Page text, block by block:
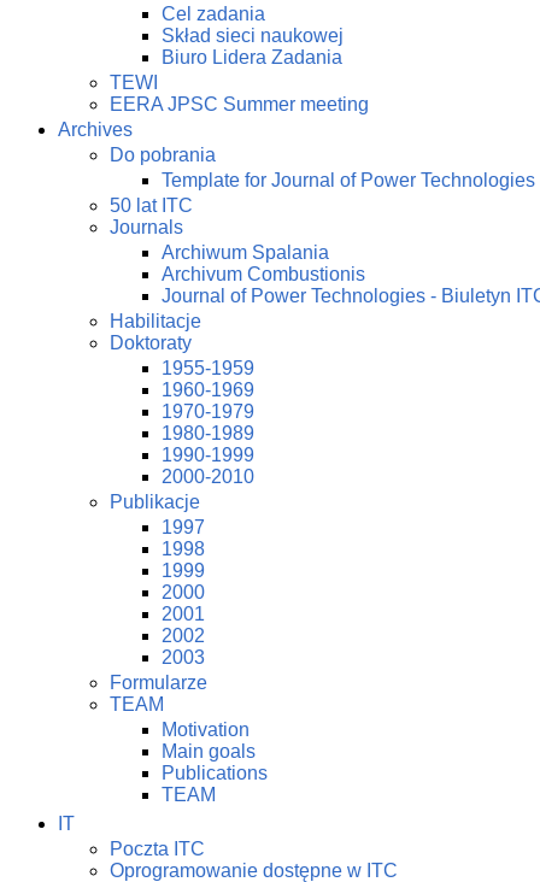
Cel zadania
Skład sieci naukowej
Biuro Lidera Zadania
TEWI
EERA JPSC Summer meeting
Archives
Do pobrania
Template for Journal of Power Technologies
50 lat ITC
Journals
Archiwum Spalania
Archivum Combustionis
Journal of Power Technologies - Biuletyn
Habilitacje
Doktoraty
1955-1959
1960-1969
1970-1979
1980-1989
1990-1999
2000-2010
Publikacje
1997
1998
1999
2000
2001
2002
2003
Formularze
TEAM
Motivation
Main goals
Publications
TEAM
IT
Poczta ITC
Oprogramowanie dostępne w ITC